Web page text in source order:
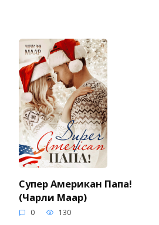
Супер Американ Папа!
(Чарли Маар)
0 130